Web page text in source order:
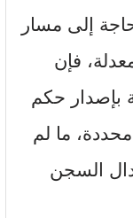
إلى مسار
فإن
بإصدار حكم
ما لم
السجن